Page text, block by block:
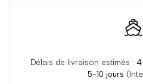
Délais de livraison estimés :
5-10 jours